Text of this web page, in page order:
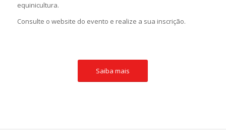
equinicultura.
Consulte o website do evento e realize a sua inscrição.
Saiba mais